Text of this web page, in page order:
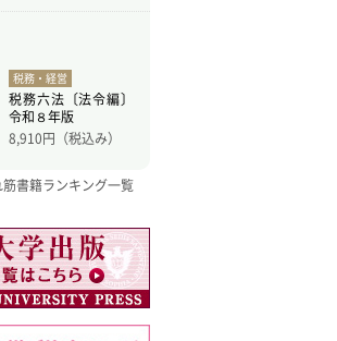
5
月刊 Ｊ−ＬＩＳ 2026年4
税務・経営
税務六法〔法令編〕
令和８年版
8,910円（税込み）
筋書籍ランキング一覧